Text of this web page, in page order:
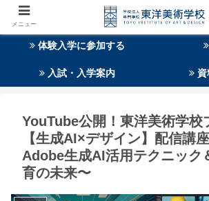
体験入学に参加する
入試・入学案内
YouTube公開！東洋美術学校
【生成AI×デザイン】配信講
Adobe生成AI活用テクニック
育の未来〜
メニュー